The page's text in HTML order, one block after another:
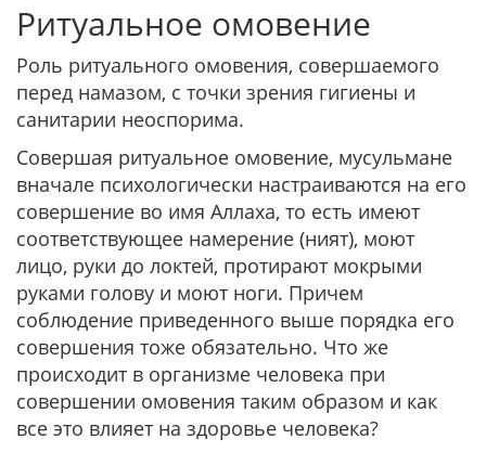
Ритуальное омовение
Роль ритуального омовения, совершаемого
перед намазом, с точки зрения гигиены и
санитарии неоспорима.
Совершая ритуальное омовение, мусульмане
вначале психологически настраиваются на его
совершение во имя Аллаха, то есть имеют
соответствующее намерение (ният), моют
лицо, руки до локтей, протирают мокрыми
руками голову и моют ноги. Причем
соблюдение приведенного выше порядка его
совершения тоже обязательно. Что же
происходит в организме человека при
совершении омовения таким образом и как
все это влияет на здоровье человека?